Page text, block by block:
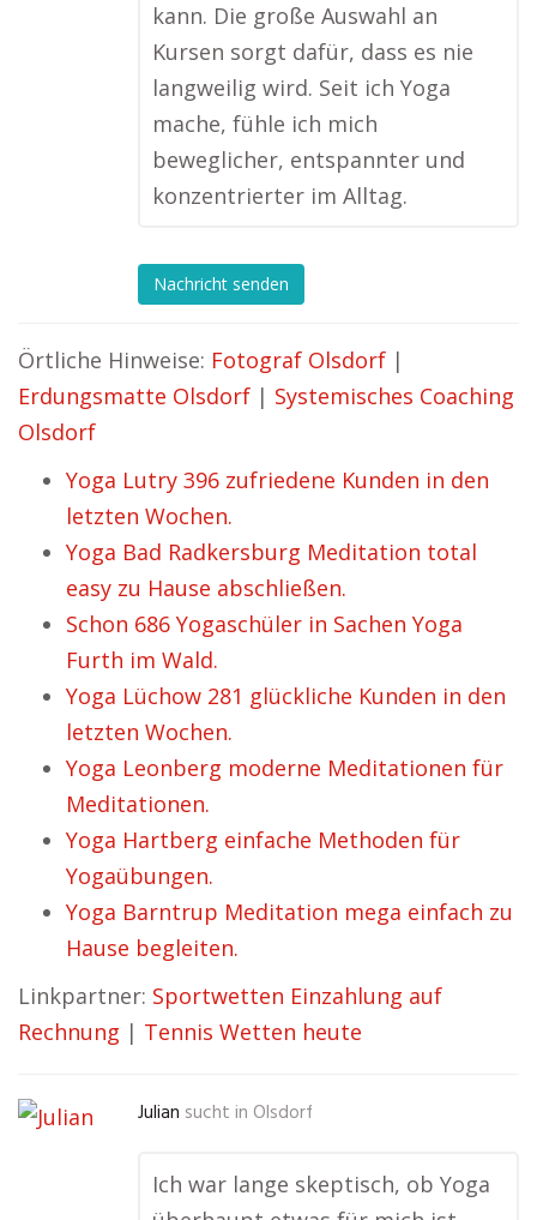
kann. Die große Auswahl an
Kursen sorgt dafür, dass es nie
langweilig wird. Seit ich Yoga
mache, fühle ich mich
beweglicher, entspannter und
konzentrierter im Alltag.
Nachricht senden
Örtliche Hinweise: Fotograf Olsdorf |
Erdungsmatte Olsdorf | Systemisches Coaching
Olsdorf
Yoga Lutry 396 zufriedene Kunden in den
letzten Wochen.
Yoga Bad Radkersburg Meditation total
easy zu Hause abschließen.
Schon 686 Yogaschüler in Sachen Yoga
Furth im Wald.
Yoga Lüchow 281 glückliche Kunden in den
letzten Wochen.
Yoga Leonberg moderne Meditationen für
Meditationen.
Yoga Hartberg einfache Methoden für
Yogaübungen.
Yoga Barntrup Meditation mega einfach zu
Hause begleiten.
Linkpartner: Sportwetten Einzahlung auf
Rechnung | Tennis Wetten heute
Julian sucht in Olsdorf
Ich war lange skeptisch, ob Yoga